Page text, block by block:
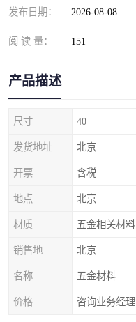
发布日期： 2026-08-08
阅 读 量： 151
产品描述
尺寸 40
发货地址 北京
开票 含税
地点 北京
材质 五金相关材料
销售地 北京
名称 五金材料
价格 咨询业务经理